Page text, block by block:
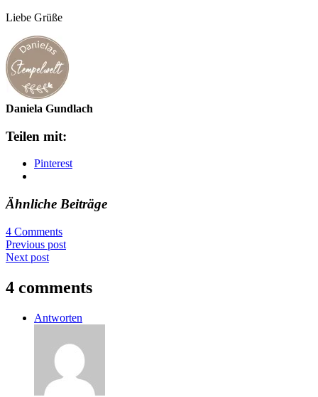
Liebe Grüße
Daniela Gundlach
Teilen mit:
Pinterest
Ähnliche Beiträge
4 Comments
Previous post
Next post
4 comments
Antworten